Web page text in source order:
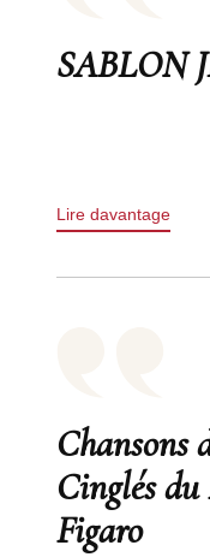
SABLON
Lire davantage
Chansons
Cinglés
Figaro